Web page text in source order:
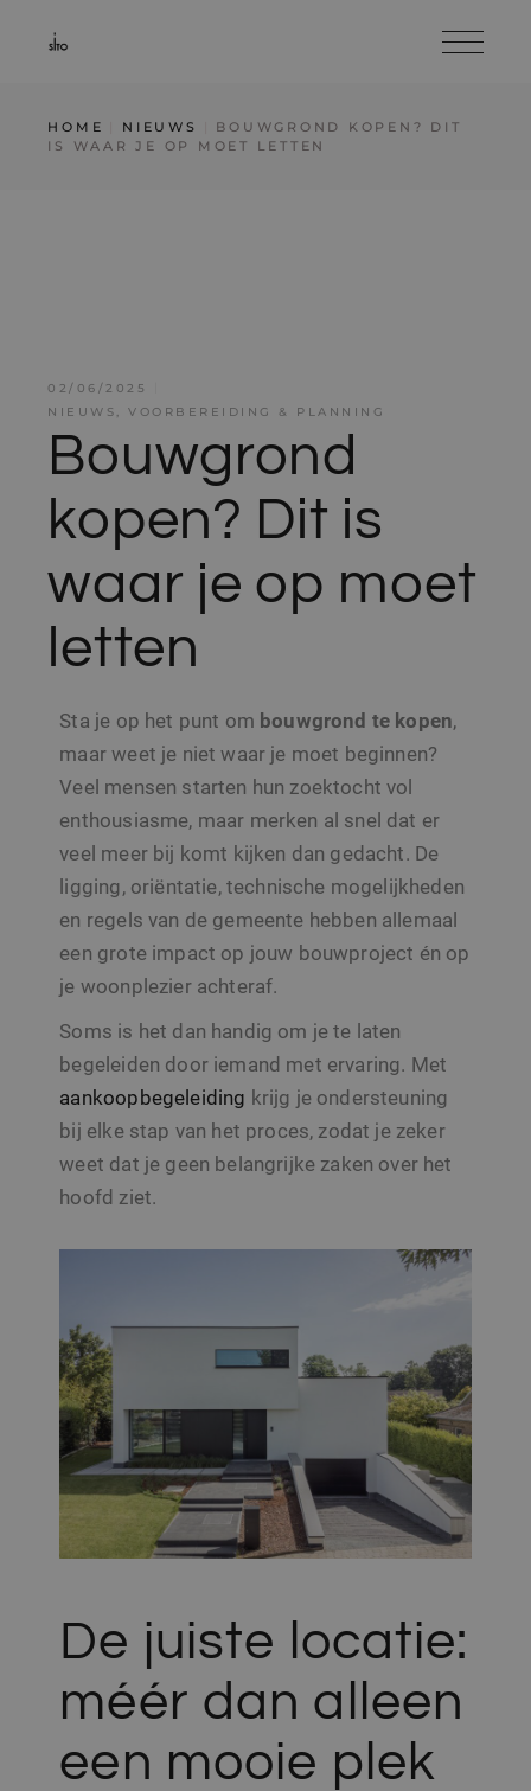
HOME NIEUWS
BOUWGROND KOPEN? DIT
IS WAAR JE OP MOET LETTEN
02/06/2025
NIEUWS ,VOORBEREIDING & PLANNING
Bouwgrond
kopen? Dit is
waar je op moet
letten
Sta je op het punt om bouwgrond te kopen,
maar weet je niet waar je moet beginnen?
Veel mensen starten hun zoektocht vol
enthousiasme, maar merken al snel dat er
veel meer bij komt kijken dan gedacht. De
ligging, oriëntatie, technische mogelijkheden
en regels van de gemeente hebben allemaal
een grote impact op jouw bouwproject én op
je woonplezier achteraf.
Soms is het dan handig om je te laten
begeleiden door iemand met ervaring. Met
aankoopbegeleiding krijg je ondersteuning
bij elke stap van het proces, zodat je zeker
weet dat je geen belangrijke zaken over het
hoofd ziet.
De juiste locatie:
méér dan alleen
een mooie plek